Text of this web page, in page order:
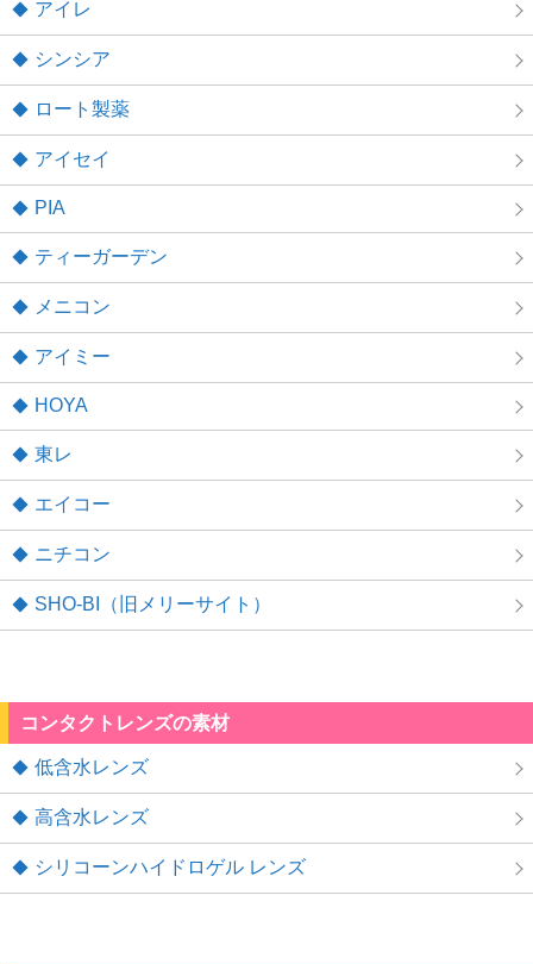
アイレ
シンシア
ロート製薬
アイセイ
PIA
ティーガーデン
メニコン
アイミー
HOYA
東レ
エイコー
ニチコン
SHO-BI（旧メリーサイト）
コンタクトレンズの素材
低含水レンズ
高含水レンズ
シリコーンハイドロゲル レンズ